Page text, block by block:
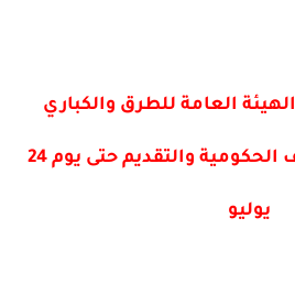
العامة للطرق والكباري
منشور بوابة الوظائف الحكومية والتقديم حتى يوم 24
يوليو